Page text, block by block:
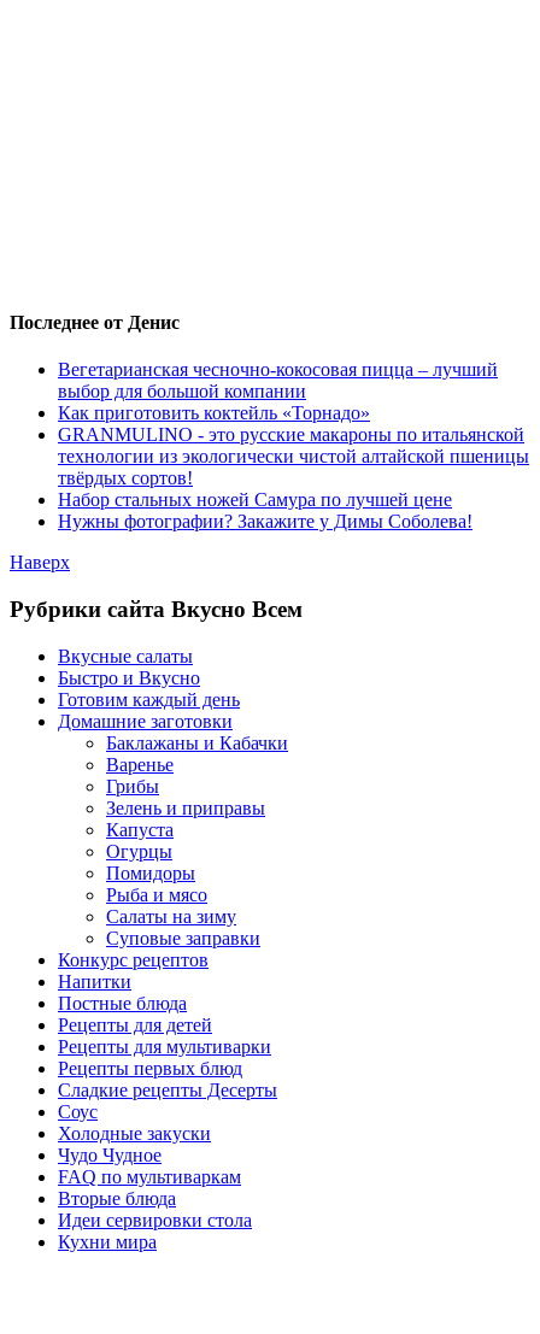
Последнее от Денис
Вегетарианская чесночно-кокосовая пицца – лучший
выбор для большой компании
Как приготовить коктейль «Торнадо»
GRANMULINO - это русские макароны по итальянской
технологии из экологически чистой алтайской пшеницы
твёрдых сортов!
Набор стальных ножей Самура по лучшей цене
Нужны фотографии? Закажите у Димы Соболева!
Наверх
Рубрики сайта Вкусно Всем
Вкусные салаты
Быстро и Вкусно
Готовим каждый день
Домашние заготовки
Баклажаны и Кабачки
Варенье
Грибы
Зелень и приправы
Капуста
Огурцы
Помидоры
Рыба и мясо
Салаты на зиму
Суповые заправки
Конкурс рецептов
Напитки
Постные блюда
Рецепты для детей
Рецепты для мультиварки
Рецепты первых блюд
Сладкие рецепты Десерты
Соус
Холодные закуски
Чудо Чудное
FAQ по мультиваркам
Вторые блюда
Идеи сервировки стола
Кухни мира